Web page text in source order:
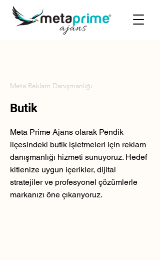
Meta Reklam Danışmanlığı
Butik
Meta Prime Ajans olarak Pendik
ilçesindeki butik işletmeleri için reklam
danışmanlığı hizmeti sunuyoruz. Hedef
kitlenize uygun içerikler, dijital
stratejiler ve profesyonel çözümlerle
markanızı öne çıkarıyoruz.